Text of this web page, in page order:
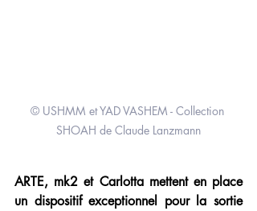
© USHMM et YAD VASHEM - Collection
SHOAH de Claude Lanzmann
ARTE, mk2 et Carlotta mettent en place
un dispositif exceptionnel pour la sortie